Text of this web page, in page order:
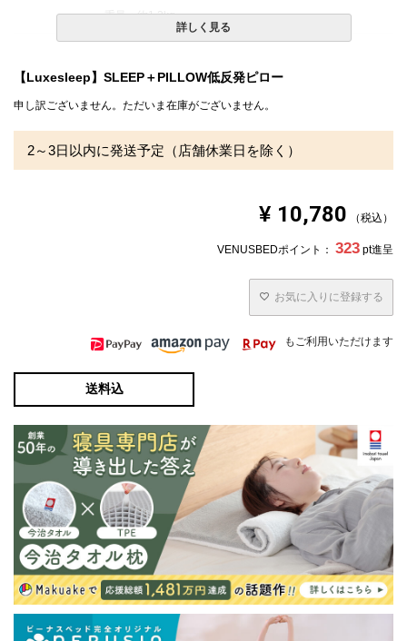
重量：約1.3kg
送料 無料
（中央2枚＋サイド3枚ずつ）
カバーは取り外してお洗濯可能。まくら本体はお洗濯でき
詳しく見る
【Luxesleep】SLEEP＋PILLOW低反発ピロー
申し訳ございません。ただいま在庫がございません。
2～3日以内に発送予定（店舗休業日を除く）
¥ 10,780 税込
VENUSBEDポイント： 323 pt進呈
お気に入りに登録する
もご利用いただけます
送料込